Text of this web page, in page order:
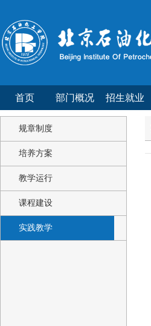
首页 部门概况 招生就业
规章制度
培养方案
教学运行
课程建设
实践教学